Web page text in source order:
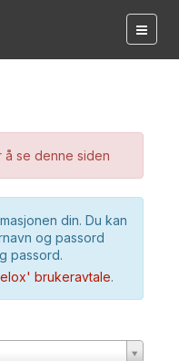
se denne siden
din. Du kan
og passord
passord.
brukeravtale.